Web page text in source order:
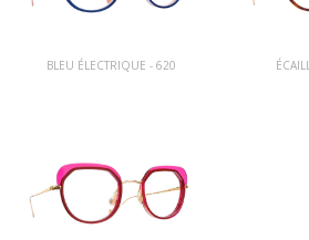
BLEU ÉLECTRIQUE - 620